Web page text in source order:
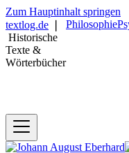
Zum Hauptinhalt springen
textlog.de
Historische
Texte &
Wörterbücher
Philosophie